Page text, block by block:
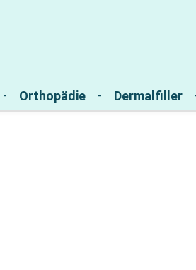
Orthopädie Dermalfiller